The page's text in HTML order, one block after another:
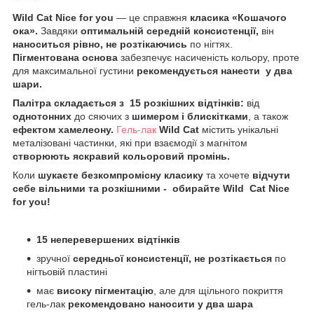
Wild Cat Nice for you — це справжня класика «Кошачого
ока». Завдяки оптимальній середній консистенції, він
наноситься рівно, не розтікаючись по нігтях.
Пігментована основа забезпечує насиченість кольору, проте
для максимальної густини рекомендується нанести у два
шари.
Палітра складається з 15 розкішних відтінків: від
однотонних до сяючих з шимером і блискітками , а також
ефектом хамелеону. Гель-лак Wild Cat містить унікальні
металізовані частинки, які при взаємодії з магнітом
створюють яскравий кольоровий промінь.
Коли шукаєте безкомпромісну класику та хочете відчути
себе вільними та розкішними - обирайте Wild Cat Nice
for you!
15 неперевершених відтінків
зручної середньої консистенції, не розтікається по
нігтьовій пластині
має високу пігментацію , але для щільного покриття
гель-лак рекомендовано наносити у два шара